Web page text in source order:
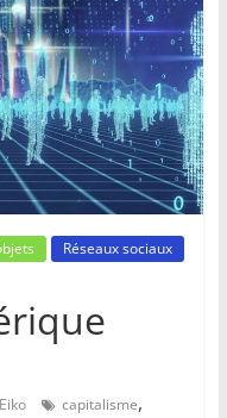
Réseaux sociaux
capitalisme,